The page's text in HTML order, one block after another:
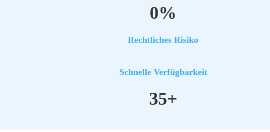
0%
Recht­li­ches Risi­ko
Schnel­le Ver­füg­bar­keit
35+